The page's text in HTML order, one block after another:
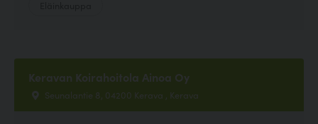
Keravan Koirahoitola Ainoa Oy
Seunalantie 8, 04200 Kerava , Kerava